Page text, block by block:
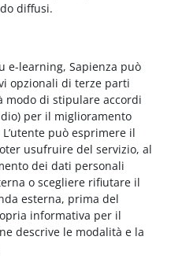
diffusi.
e-learning, Sapienza può
opzionali di terze parti
modo di stipulare accordi
per il miglioramento
può esprimere il
usufruire del servizio, al
dei dati personali
o scegliere rifiutare il
esterna, prima del
informativa per il
descrive le modalità e la